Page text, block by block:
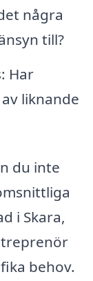
några
till?
Har
liknande
du inte
i Skara,
behov.